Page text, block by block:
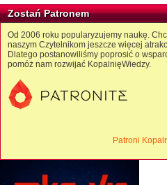
Zostań Patronem
Od 2006 roku popularyzujemy naukę.
naszym Czytelnikom jeszcze więcej
Dlatego postanowiliśmy poprosić o
pomóż nam rozwijać KopalnięWiedzy.
Patroni